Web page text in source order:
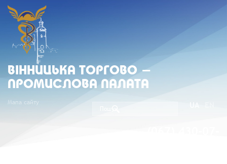
ВIННИЦЬКА ТОРГОВО -
ПРОМИСЛОВА ПАЛАТА
Мапа сайту